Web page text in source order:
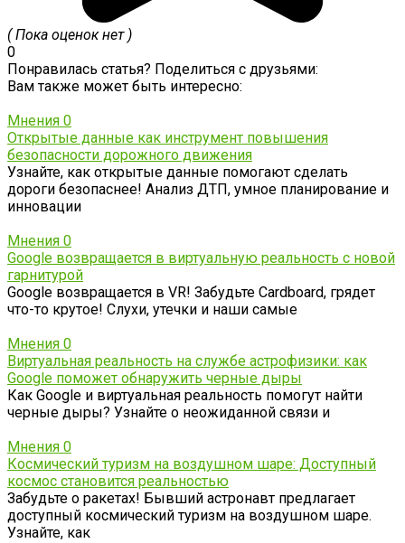
( Пока оценок нет )
0
Понравилась статья? Поделиться с друзьями:
Вам также может быть интересно:
Мнения 0
Открытые данные как инструмент повышения
безопасности дорожного движения
Узнайте, как открытые данные помогают сделать
дороги безопаснее! Анализ ДТП, умное планирование и
инновации
Мнения 0
Google возвращается в виртуальную реальность с новой
гарнитурой
Google возвращается в VR! Забудьте Cardboard, грядет
что-то крутое! Слухи, утечки и наши самые
Мнения 0
Виртуальная реальность на службе астрофизики: как
Google поможет обнаружить черные дыры
Как Google и виртуальная реальность помогут найти
черные дыры? Узнайте о неожиданной связи и
Мнения 0
Космический туризм на воздушном шаре: Доступный
космос становится реальностью
Забудьте о ракетах! Бывший астронавт предлагает
доступный космический туризм на воздушном шаре.
Узнайте, как